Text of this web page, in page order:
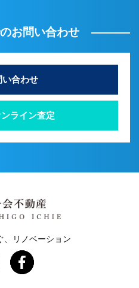
お問い合わせ
い合わせ
ライン査定
、リノベーション